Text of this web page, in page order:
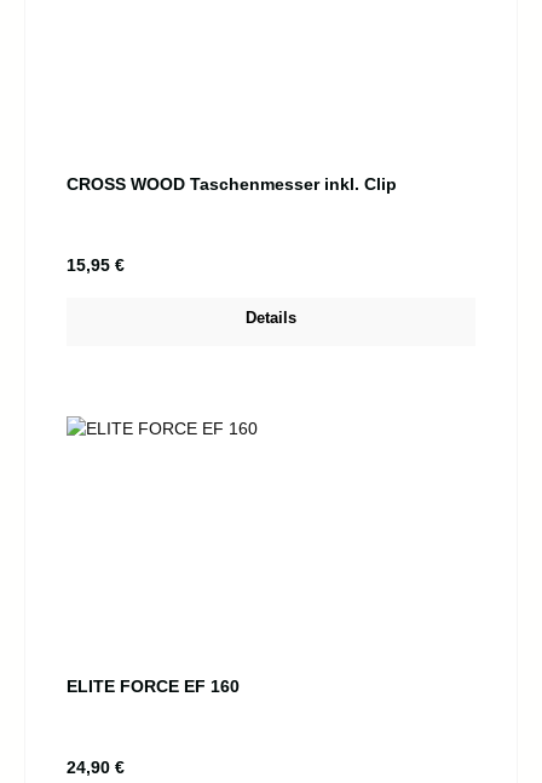
CROSS WOOD Taschenmesser inkl. Clip
Regulärer Preis:
15,95 €
Details
ELITE FORCE EF 160
Regulärer Preis:
24,90 €